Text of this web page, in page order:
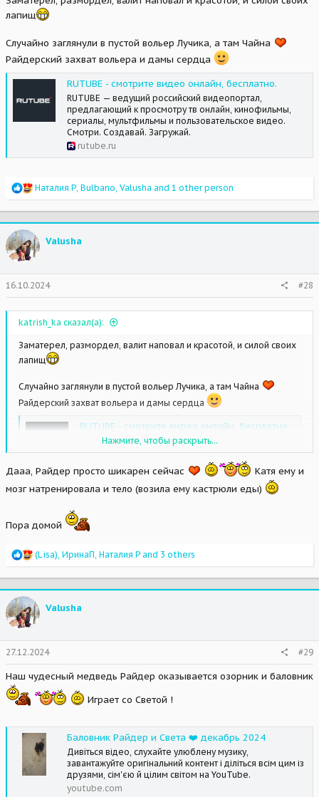
лапищ
Случайно заглянули в пустой вольер Лучика, а там Чайна
Райдерский захват вольера и дамы сердца
RUTUBE - смотрите видео онлайн, бесплатно.
RUTUBE — ведущий российский видеопортал,
предлагающий к просмотру тв онлайн, кинофильмы,
сериалы, мультфильмы и пользовательское видео.
Смотри. Создавай. Загружай.
rutube.ru
R
a
c
t
i
o
:
Наталия Р Bulbano Valusha and 1 other person
Valusha
16.10.2024 #28
katrish_ka сказал(а):
Заматерел, размордел, валит наповал и красотой, и силой своих
лапищ
Случайно заглянули в пустой вольер Лучика, а там Чайна
Райдерский захват вольера и дамы сердца
RUTUBE - смотрите видео онлайн, бесплатно.
RUTUBE — ведущий российский видеопортал,
предлагающий к просмотру тв онлайн,
кинофильмы, сериалы, мультфильмы и
пользовательское видео. Смотри. Создавай.
Загружай.
Нажмите, чтобы раскрыть...
Дааа, Райдер просто шикарен сейчас
Катя ему и
мозг натренировала и тело (возила ему кастрюли еды)
Пора домой
R
a
c
t
i
o
:
(Lisa) ИринаП Наталия Р and 3 others
Valusha
27.12.2024 #29
Наш чудесный медведь Райдер оказывается озорник и баловник
Играет со Светой !
Баловник Райдер и Света ❤️ декабрь 2024
Дивіться відео, слухайте улюблену музику,
завантажуйте оригінальний контент і діліться всім цим із
друзями, сім'єю й цілим світом на YouTube.
youtube.com